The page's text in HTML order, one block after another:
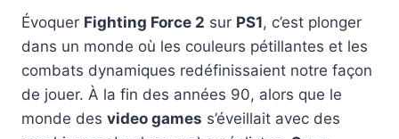
Évoquer Fighting Force 2 sur PS1, c’est plonger
dans un monde où les couleurs pétillantes et les
combats dynamiques redéfinissaient notre façon
de jouer. À la fin des années 90, alors que le
monde des video games s’éveillait avec des